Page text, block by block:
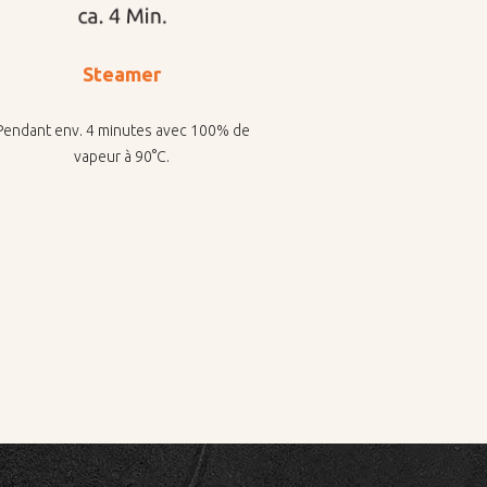
Steamer
env. 4 minutes avec 100% de
vapeur à 90°C.